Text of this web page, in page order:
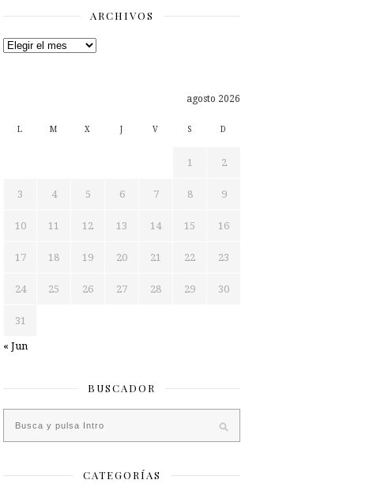
ARCHIVOS
Archivos
agosto 2026
L M X J V S D
1 2
3 4 5 6 7 8 9
10 11 12 13 14 15 16
17 18 19 20 21 22 23
24 25 26 27 28 29 30
31
« Jun
BUSCADOR
CATEGORÍAS